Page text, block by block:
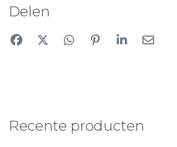
Delen
Recente producten